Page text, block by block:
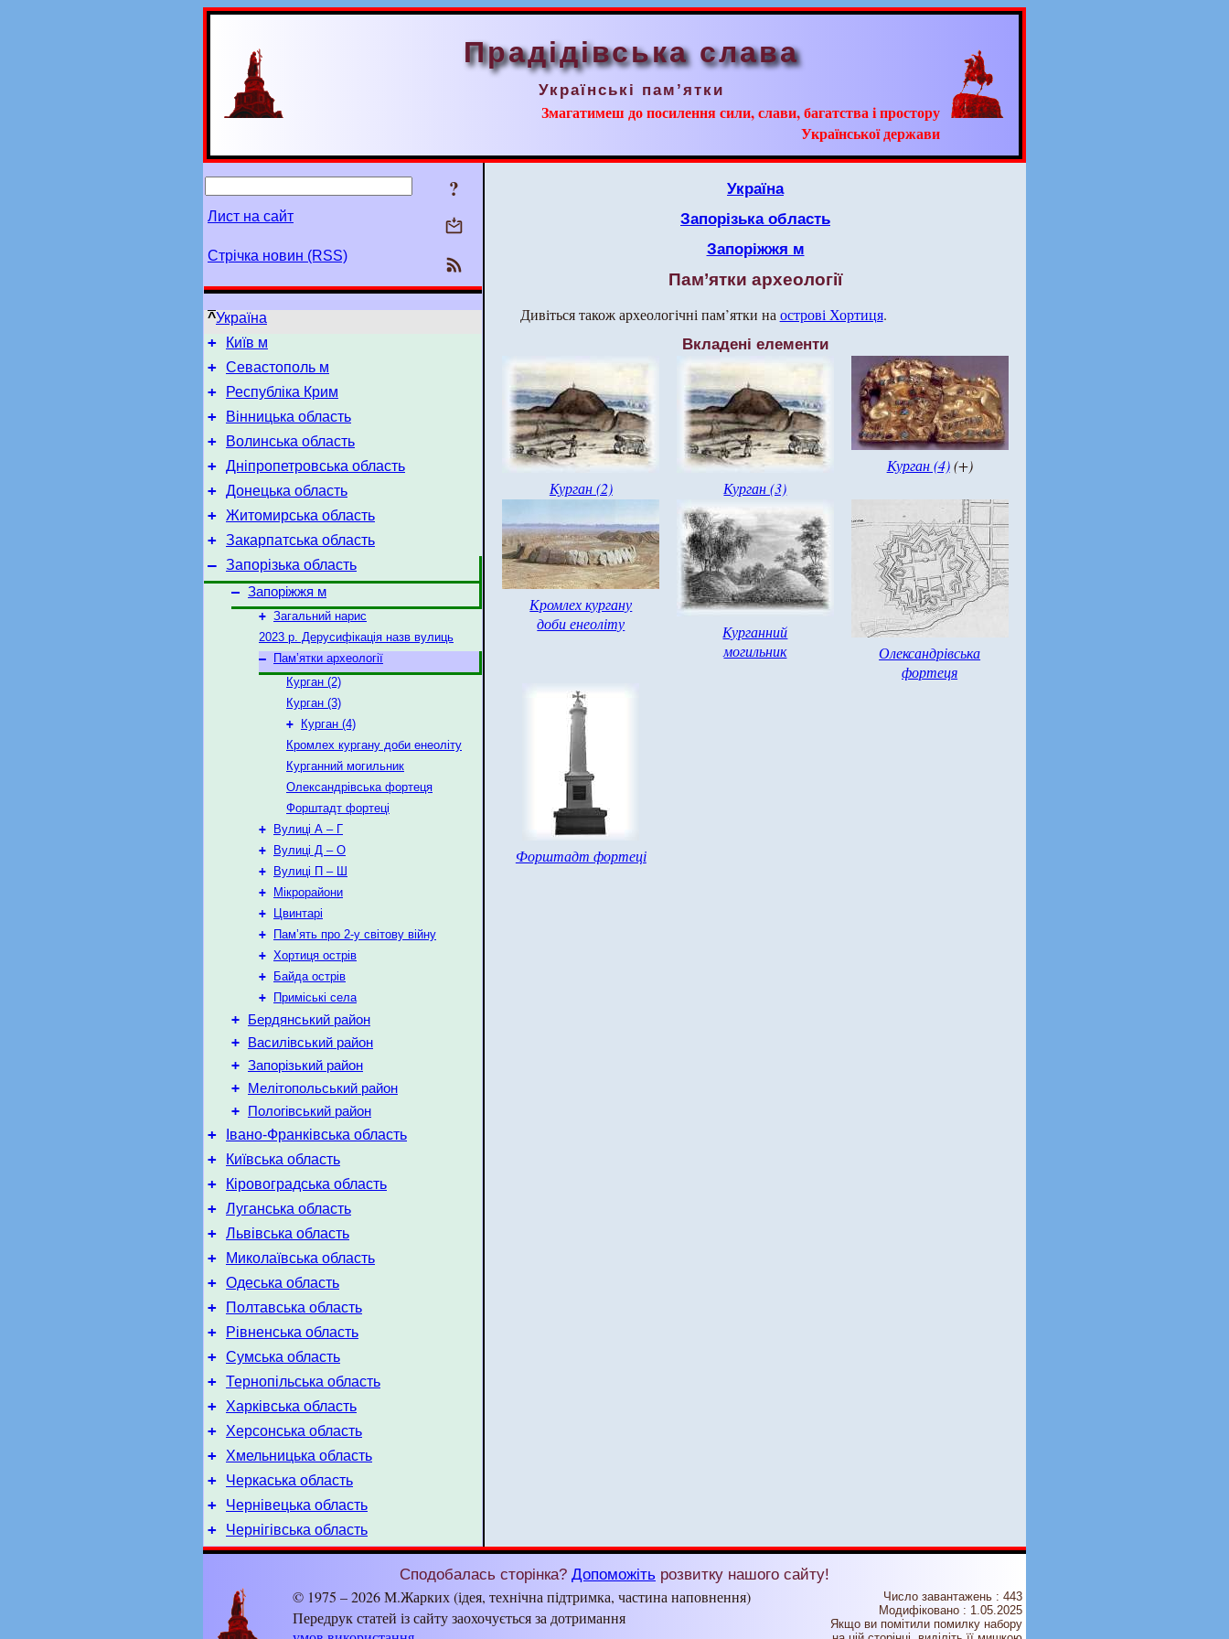
Прадідівська слава
Українські пам’ятки
Змагатимеш до посилення сили, слави, багатства і простору
Української держави
?
Лист на сайт
Стрічка новин (RSS)
^Україна
+ Київ м
+ Севастополь м
+ Республіка Крим
+ Вінницька область
+ Волинська область
+ Дніпропетровська область
+ Донецька область
+ Житомирська область
+ Закарпатська область
– Запорізька область
– Запоріжжя м
+ Загальний нарис
2023 р. Дерусифікація назв вулиць
–
Пам’ятки археології
Курган (2)
Курган (3)
+
Курган (4)
Кромлех кургану доби енеоліту
Курганний могильник
Олександрівська фортеця
Форштадт фортеці
+
Вулиці А – Г
+
Вулиці Д – O
+
Вулиці П – Ш
+
Мікрорайони
+
Цвинтарі
+
Пам’ять про 2-у світову війну
+ Хортиця острів
+
Байда острів
+
Приміські села
+ Бердянський район
+ Василівський район
+ Запорізький район
+ Мелітопольський район
+ Пологівський район
+ Івано-Франківська область
+ Київська область
+ Кіровоградська область
+ Луганська область
+ Львівська область
+ Миколаївська область
+ Одеська область
+ Полтавська область
+ Рівненська область
+ Сумська область
+ Тернопільська область
+ Харківська область
+ Херсонська область
+ Хмельницька область
+ Черкаська область
+ Чернівецька область
+ Чернігівська область
Україна
Запорізька область
Запоріжжя м
Пам’ятки археології
Дивіться також археологічні пам’ятки на острові Хортиця.
Вкладені елементи
Курган (2) Курган (3)
Курган (4)(+)
Кромлех кургану
доби енеоліту
Курганний
могильник
Олександрівська
фортеця
Форштадт фортеці
Сподобалась сторінка? Допоможіть розвитку нашого сайту!
© 1975 – 2026 М.Жарких (ідея, технічна підтримка, частина наповнення)
Передрук статей із сайту заохочується за дотримання
Число завантажень : 443
Модифіковано : 1.05.2025
Якщо ви помітили помилку набору